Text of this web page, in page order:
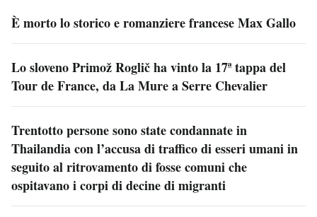
È morto lo storico e romanziere francese Max Gallo
Lo sloveno Primož Roglič ha vinto la 17ª tappa del
Tour de France, da La Mure a Serre Chevalier
Trentotto persone sono state condannate in
Thailandia con l’accusa di traffico di esseri umani in
seguito al ritrovamento di fosse comuni che
ospitavano i corpi di decine di migranti